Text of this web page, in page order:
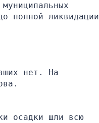
полной ликвидации
нет. На
осадки шли всю